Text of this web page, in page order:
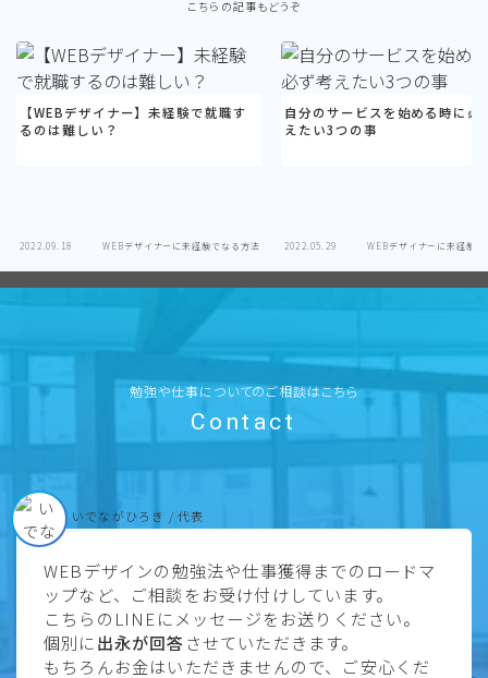
こちらの記事もどうぞ
【WEBデザイナー】未経験で就職す
るのは難しい？
2022.09.18 WEBデザイナーに未経験でなる方法
自分のサービスを始める時に必
えたい3つの事
2022.05.29 WEBデザイナーに未経験
勉強や仕事についてのご相談はこちら
Contact
WEBデザインの勉強法や仕事獲得までのロードマ
ップなど、ご相談をお受け付けしています。
こちらのLINEにメッセージをお送りください。
個別に出永が回答させていただきます。
もちろんお金はいただきませんので、ご安心くだ
いでながひろき / 代表